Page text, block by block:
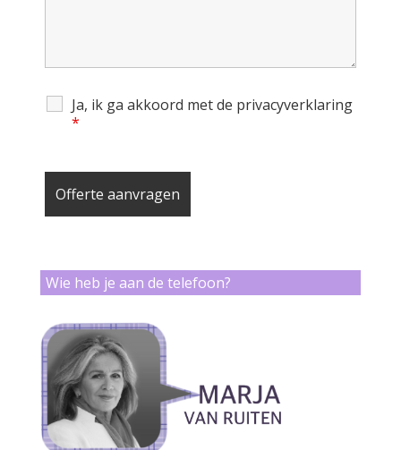
Ja, ik ga akkoord met de privacyverklaring
*
Wie heb je aan de telefoon?